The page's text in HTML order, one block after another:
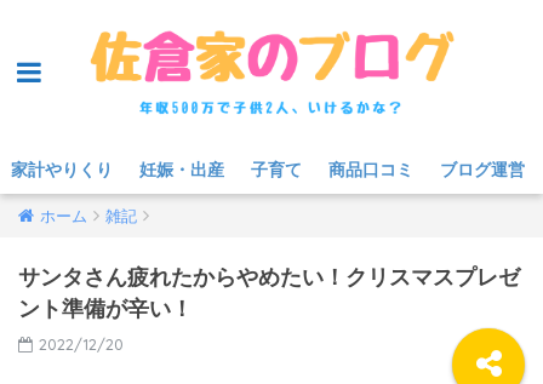
家計やりくり 妊娠・出産 子育て 商品口コミ ブログ運営
ホーム 雑記
サンタさん疲れたからやめたい！クリスマスプレゼ
ント準備が辛い！
2022/12/20